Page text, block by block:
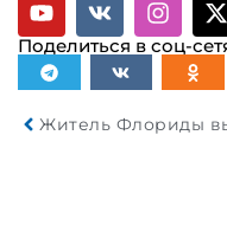
Поделиться в соц-